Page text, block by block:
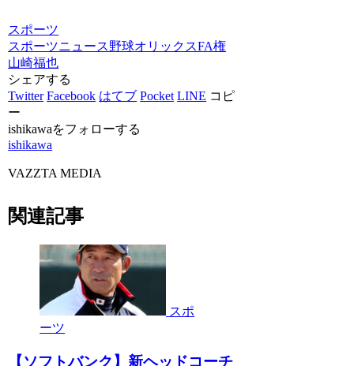
スポーツ
スポーツニュース野球オリックスFA権
山崎福也
シェアする
Twitter Facebook はてブ Pocket LINE コピ
ー
ishikawaをフォローする
ishikawa
VAZZTA MEDIA
関連記事
スポ
ーツ
【ソフトバンク】新ヘッドコーチ